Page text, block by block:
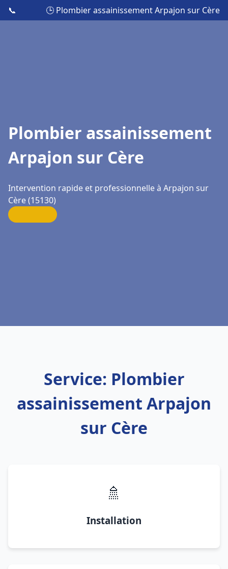
📞 🕒 Plombier assainissement Arpajon sur Cère
Plombier assainissement
Arpajon sur Cère
Intervention rapide et professionnelle à Arpajon sur
Cère (15130)
Service: Plombier
assainissement Arpajon
sur Cère
🚿
Installation